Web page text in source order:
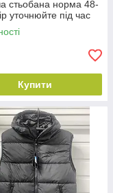
стьобана норма 48-
уточнюйте під час
Купити